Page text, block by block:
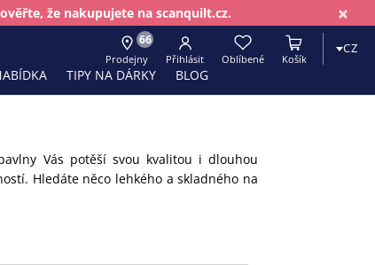
×
že nakupujete na scanquilt.cz.
TIPY NA DÁRKY BLOG
66
Prodejny Přihlásit Oblíbené Košík
CZ
Vás potěší svou kvalitou i dlouhou
Hledáte něco lehkého a skladného na